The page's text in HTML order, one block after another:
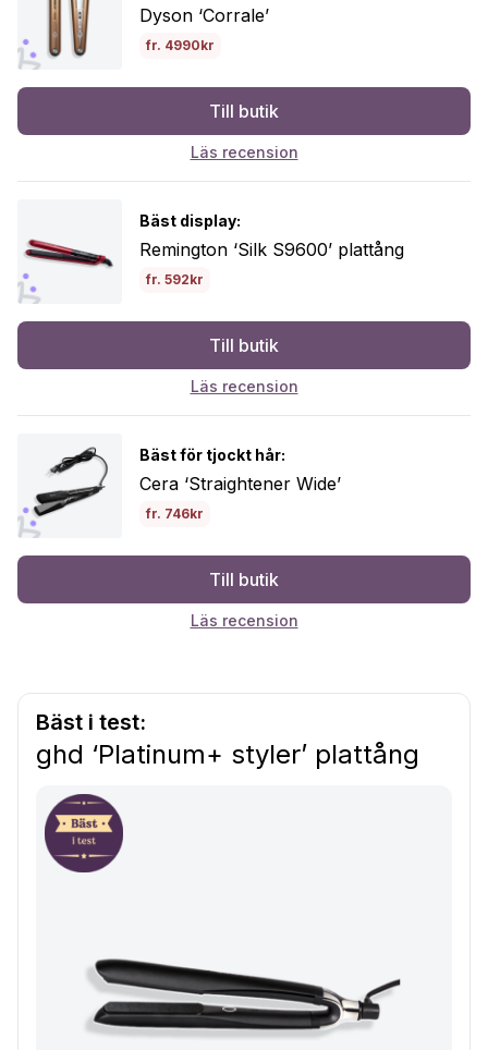
Dyson ‘Corrale’
fr. 4990kr
Till butik
Läs recension
Bäst display:
Remington ‘Silk S9600’ plattång
fr. 592kr
Till butik
Läs recension
Bäst för tjockt hår:
Cera ‘Straightener Wide’
fr. 746kr
Till butik
Läs recension
Bäst i test:
ghd ‘Platinum+ styler’ plattång